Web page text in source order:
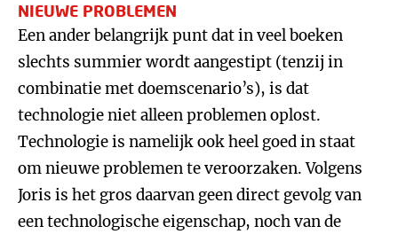
NIEUWE PROBLEMEN
Een ander belangrijk punt dat in veel boeken
slechts summier wordt aangestipt (tenzij in
combinatie met doemscenario’s), is dat
technologie niet alleen problemen oplost.
Technologie is namelijk ook heel goed in staat
om nieuwe problemen te veroorzaken. Volgens
Joris is het gros daarvan geen direct gevolg van
een technologische eigenschap, noch van de